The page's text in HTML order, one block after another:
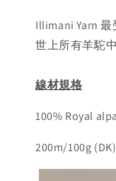
Illimani Yarn
世上所有羊駝
線材規格
100% Royal
200m/100g (DK)